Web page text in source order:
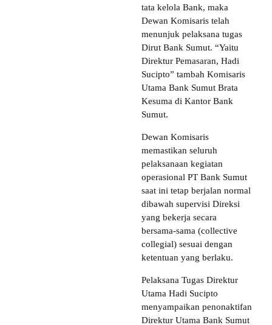
tata kelola Bank, maka
Dewan Komisaris telah
menunjuk pelaksana tugas
Dirut Bank Sumut. “Yaitu
Direktur Pemasaran, Hadi
Sucipto” tambah Komisaris
Utama Bank Sumut Brata
Kesuma di Kantor Bank
Sumut.
Dewan Komisaris
memastikan seluruh
pelaksanaan kegiatan
operasional PT Bank Sumut
saat ini tetap berjalan normal
dibawah supervisi Direksi
yang bekerja secara
bersama-sama (collective
collegial) sesuai dengan
ketentuan yang berlaku.
Pelaksana Tugas Direktur
Utama Hadi Sucipto
menyampaikan penonaktifan
Direktur Utama Bank Sumut